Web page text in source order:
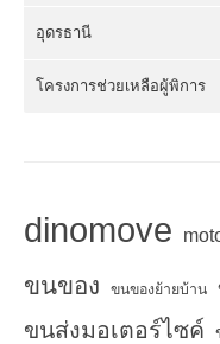
อุดรธานี
โครงการช่วยเหลือผู้พิการ
dinomove
ขนของ ขนของย้ายบ้าน
ขนส่งมอเตอร์ไซค์